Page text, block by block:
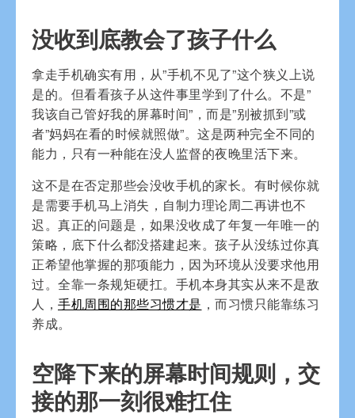
没收到底教会了孩子什么
拿走手机确实有用，从”手机不见了”这个狭义上说
是的。但看看孩子从这件事里学到了什么。不是”
我该自己管好我的屏幕时间”，而是”别被抓到”或
者”妈妈在看的时候就照做”。这是两种完全不同的
能力，只有一种能在没人监督的夜晚里活下来。
这不是在否定那些会没收手机的家长。有时候你就
是需要手机马上消失，自制力理论周二再讲也不
迟。真正的问题是，如果没收成了年复一年唯一的
策略，底下什么都没搭建起来。孩子从没练过你真
正希望他掌握的那项能力，因为环境从没要求他用
过。全靠一条规矩硬扛。手机本身其实从来不是敌
人， 手机周围的那些习惯才是 ，而习惯只能靠练习
养成。
空降下来的屏幕时间规则，交
接的那一刻很难扛住